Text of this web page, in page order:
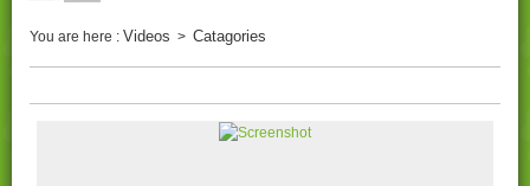
You are here : Videos > Catagories